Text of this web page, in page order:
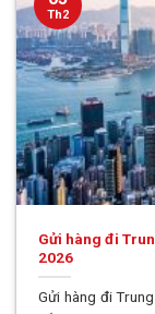
Gửi hàng đi
2026
Gửi hàng đi
Th2